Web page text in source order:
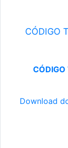
CÓDIGO
CÓDIGO
Download